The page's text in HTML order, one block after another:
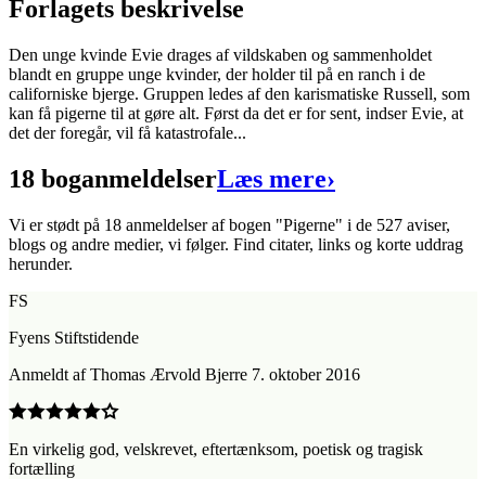
9788711716588
Forlag: Lindhardt og Ringhof
Udgivet: 18. september 2016
Forlagets beskrivelse
Den unge kvinde Evie drages af vildskaben og sammenholdet
blandt en gruppe unge kvinder, der holder til på en ranch i de
californiske bjerge. Gruppen ledes af den karismatiske Russell, som
kan få pigerne til at gøre alt. Først da det er for sent, indser Evie, at
det der foregår, vil få katastrofale...
18 boganmeldelserLæs mere›
Vi er stødt på 18 anmeldelser af bogen "Pigerne" i de 527 aviser,
blogs og andre medier, vi følger. Find citater, links og korte uddrag
herunder.
FS
Fyens Stiftstidende
Anmeldt afThomas Ærvold Bjerre 7. oktober 2016
En virkelig god, velskrevet, eftertænksom, poetisk og tragisk
fortælling